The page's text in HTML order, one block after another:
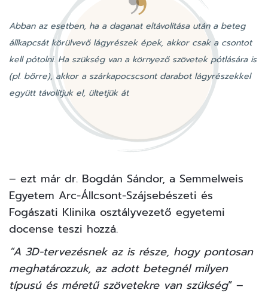
Abban az esetben, ha a daganat eltávolítása után a beteg
állkapcsát körülvevő lágyrészek épek, akkor csak a csontot
kell pótolni. Ha szükség van a környező szövetek pótlására is
(pl. bőrre), akkor a szárkapocscsont darabot lágyrészekkel
együtt távolítjuk el, ültetjük át
– ezt már dr. Bogdán Sándor, a Semmelweis
Egyetem Arc-Állcsont-Szájsebészeti és
Fogászati Klinika osztályvezető egyetemi
docense teszi hozzá.
“A 3D-tervezésnek az is része, hogy pontosan
meghatározzuk, az adott betegnél milyen
típusú és méretű szövetekre van szükség” –